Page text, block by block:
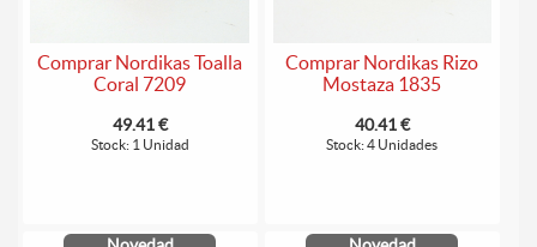
Comprar Nordikas Toalla
Coral 7209
49.41 €
Stock: 1 Unidad
Comprar Nordikas Rizo
Mostaza 1835
40.41 €
Stock: 4 Unidades